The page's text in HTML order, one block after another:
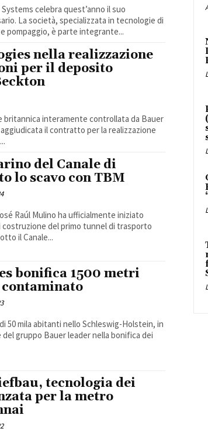
celebra quest’anno il suo
La società, specializzata in tecnologie di
pompaggio, è parte integrante...
nella realizzazione
per il deposito
britannica interamente controllata da Bauer
il contratto per la realizzazione
del Canale di
lo scavo con TBM
Raúl Mulino ha ufficialmente iniziato
del primo tunnel di trasporto
il Canale...
bonifica 1500 metri
50 mila abitanti nello Schleswig-Holstein, in
del gruppo Bauer leader nella bonifica dei
tecnologia dei
per la metro